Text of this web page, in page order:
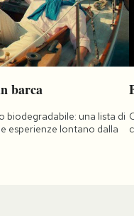
barca
biodegradabile: una lista di
esperienze lontano dalla